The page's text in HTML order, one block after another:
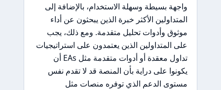
واجهة بسيطة وسهلة الاستخدام، بالإضافة إلى
المتداولين الأكثر خبرة الذين يبحثون عن أداء
موثوق وأدوات تحليل متقدمة. ومع ذلك، يجب
على المتداولين الذين يعتمدون على استراتيجيات
تداول معقدة أو أدوات متقدمة مثل EAs أن
يكونوا على دراية بأن المنصة قد لا تقدم نفس
مستوى الدعم الذي توفره منصات مثل